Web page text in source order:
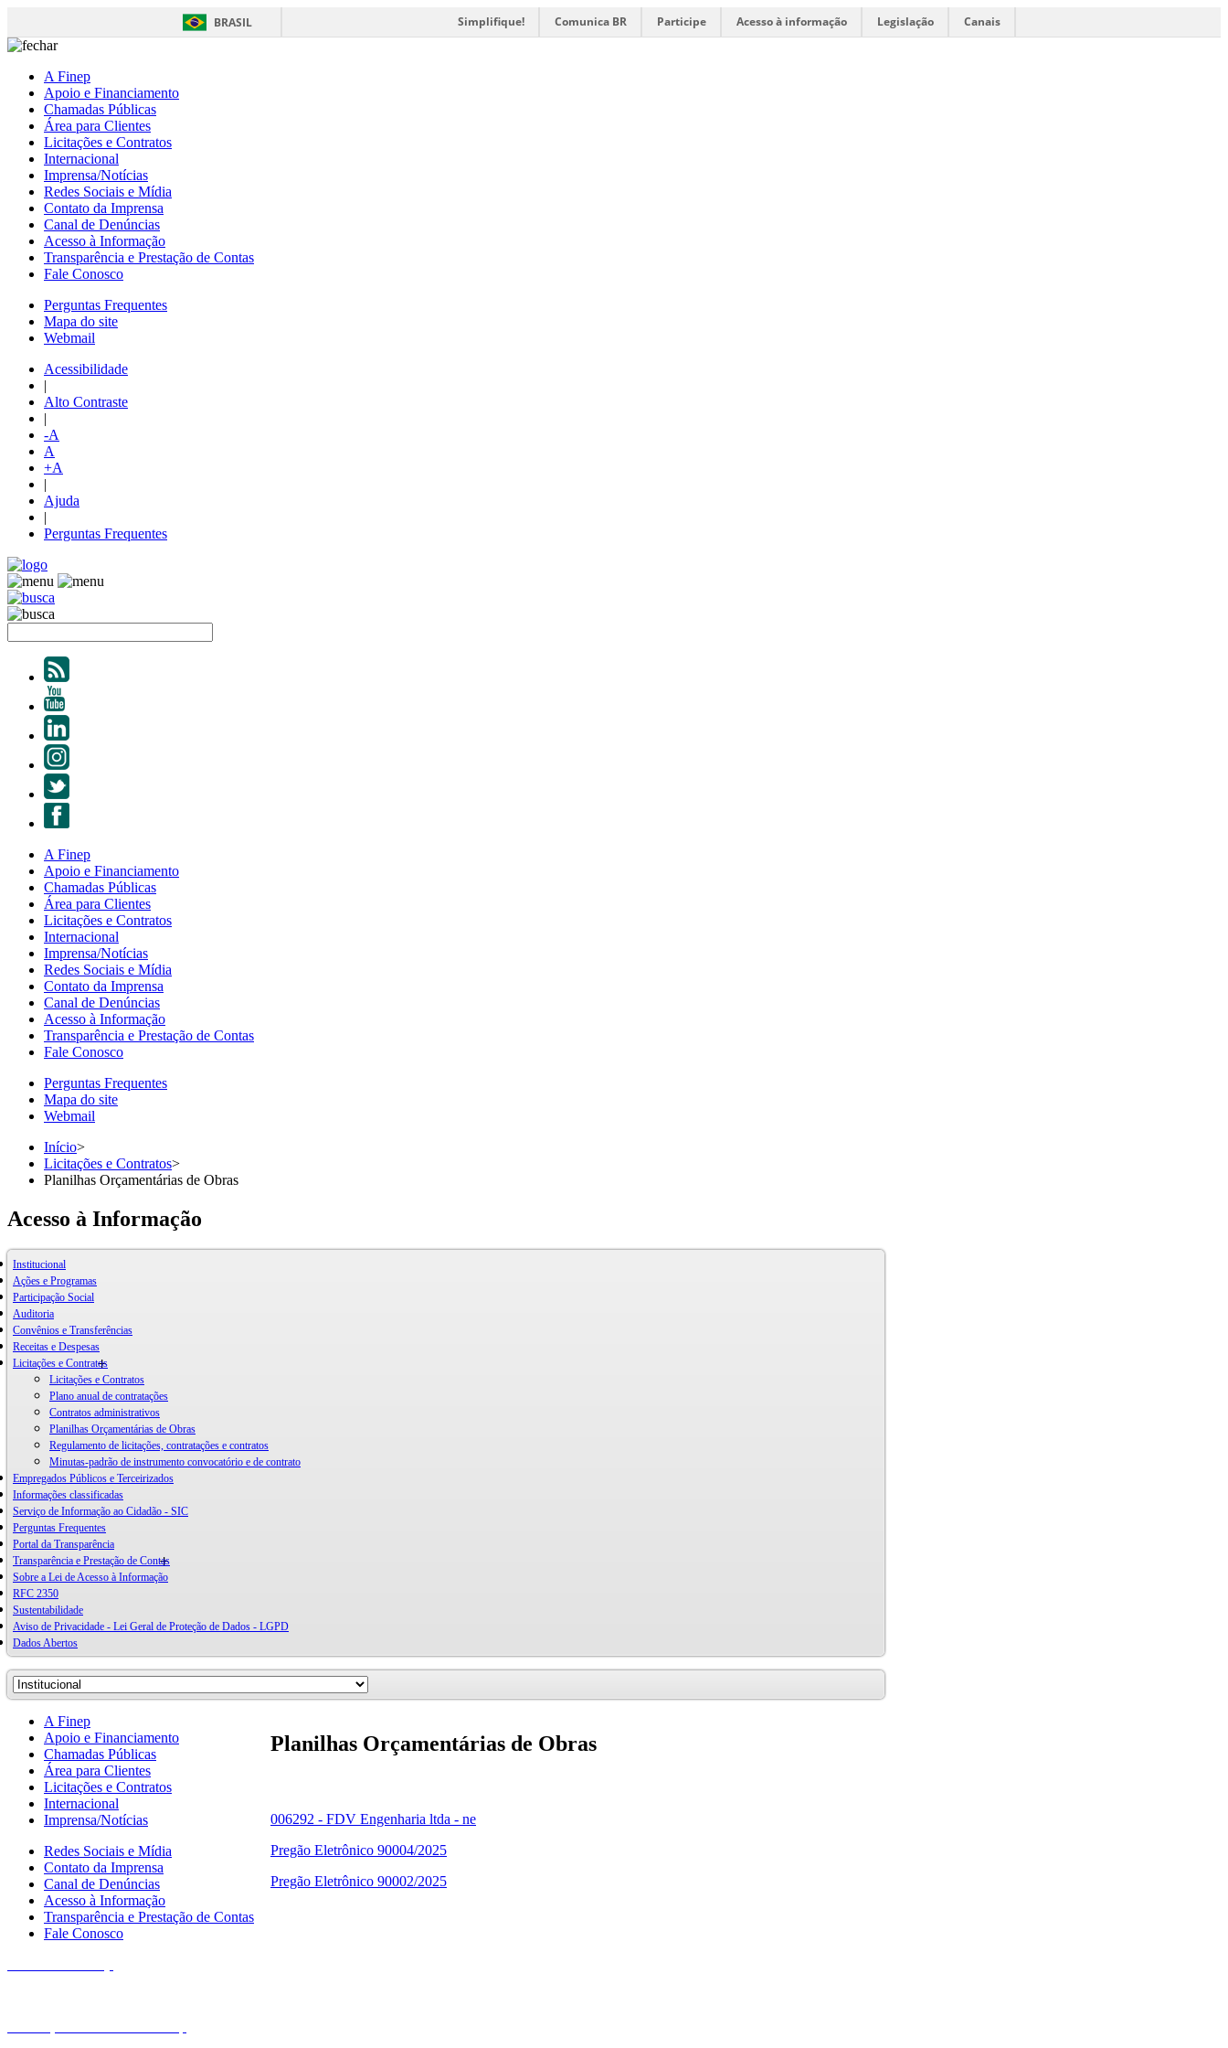
BRASIL Simplifique! Comunica BR Participe Acesso à informação Legislação Canais
A Finep
Apoio e Financiamento
Chamadas Públicas
Área para Clientes
Licitações e Contratos
Internacional
Imprensa/Notícias
Redes Sociais e Mídia
Contato da Imprensa
Canal de Denúncias
Acesso à Informação
Transparência e Prestação de Contas
Fale Conosco
Perguntas Frequentes
Mapa do site
Webmail
Acessibilidade
|
Alto Contraste
|
-A
A
+A
|
Ajuda
|
Perguntas Frequentes
A Finep
Apoio e Financiamento
Chamadas Públicas
Área para Clientes
Licitações e Contratos
Internacional
Imprensa/Notícias
Redes Sociais e Mídia
Contato da Imprensa
Canal de Denúncias
Acesso à Informação
Transparência e Prestação de Contas
Fale Conosco
Perguntas Frequentes
Mapa do site
Webmail
Início>
Licitações e Contratos>
Planilhas Orçamentárias de Obras
Acesso à Informação
Institucional
Ações e Programas
Participação Social
Auditoria
Convênios e Transferências
Receitas e Despesas
Licitações e Contratos
Licitações e Contratos
Plano anual de contratações
Contratos administrativos
Planilhas Orçamentárias de Obras
Regulamento de licitações, contratações e contratos
Minutas-padrão de instrumento convocatório e de contrato
Empregados Públicos e Terceirizados
Informações classificadas
Serviço de Informação ao Cidadão - SIC
Perguntas Frequentes
Portal da Transparência
Transparência e Prestação de Contas
Sobre a Lei de Acesso à Informação
RFC 2350
Sustentabilidade
Aviso de Privacidade - Lei Geral de Proteção de Dados - LGPD
Dados Abertos
Planilhas Orçamentárias de Obras
006292 - FDV Engenharia ltda - ne
Pregão Eletrônico 90004/2025
Pregão Eletrônico 90002/2025
A Finep
Apoio e Financiamento
Chamadas Públicas
Área para Clientes
Licitações e Contratos
Internacional
Imprensa/Notícias
Redes Sociais e Mídia
Contato da Imprensa
Canal de Denúncias
Acesso à Informação
Transparência e Prestação de Contas
Fale Conosco